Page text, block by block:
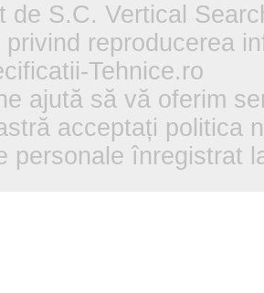
de S.C. Vertical
privind reproducerea
Tehnice.ro
ajută să vă oferim
acceptați politica
personale înregistrat